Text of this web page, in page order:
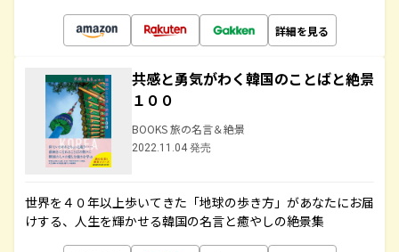
詳細を見る
共感と勇気がわく韓国のことばと絶景
１００
BOOKS 旅の名言＆絶景
2022.11.04 発売
世界を４０年以上歩いてきた「地球の歩き方」があなたにお届
けする、人生を輝かせる韓国の名言と癒やしの絶景集